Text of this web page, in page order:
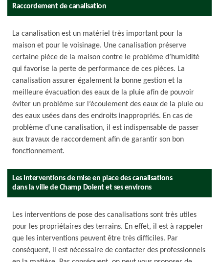
Raccordement de canalisation
La canalisation est un matériel très important pour la
maison et pour le voisinage. Une canalisation préserve
certaine pièce de la maison contre le problème d’humidité
qui favorise la perte de performance de ces pièces. La
canalisation assurer également la bonne gestion et la
meilleure évacuation des eaux de la pluie afin de pouvoir
éviter un problème sur l’écoulement des eaux de la pluie ou
des eaux usées dans des endroits inappropriés. En cas de
problème d’une canalisation, il est indispensable de passer
aux travaux de raccordement afin de garantir son bon
fonctionnement.
Les interventions de mise en place des canalisations
dans la ville de Champ Dolent et ses environs
Les interventions de pose des canalisations sont très utiles
pour les propriétaires des terrains. En effet, il est à rappeler
que les interventions peuvent être très difficiles. Par
conséquent, il est nécessaire de contacter des professionnels